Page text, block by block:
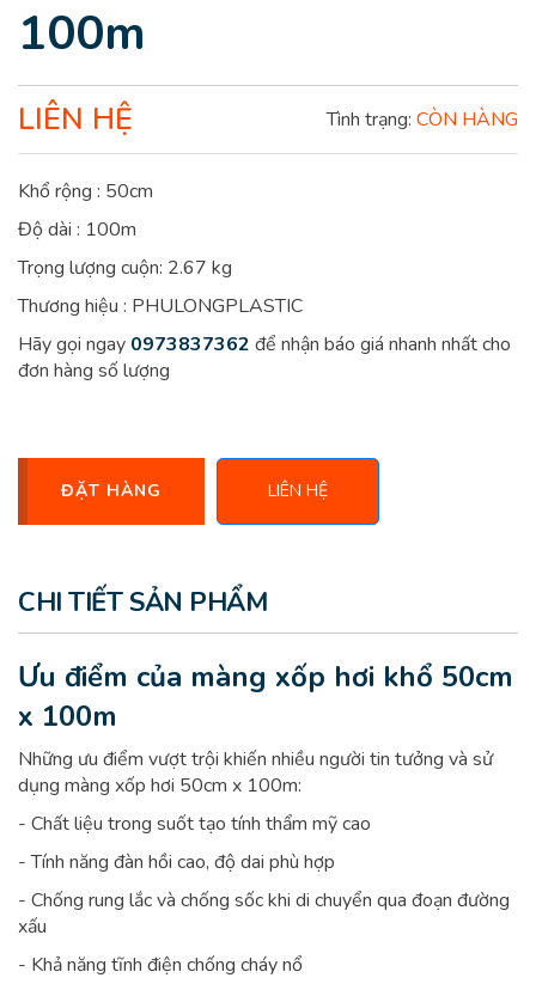
100m
LIÊN HỆ Tình trạng: CÒN HÀNG
Khổ rộng : 50cm
Độ dài : 100m
Trọng lượng cuộn: 2.67 kg
Thương hiệu : PHULONGPLASTIC
Hãy gọi ngay 0973837362 để nhận báo giá nhanh nhất cho
đơn hàng số lượng
ĐẶT HÀNG LIÊN HỆ
CHI TIẾT SẢN PHẨM
Ưu điểm của màng xốp hơi khổ 50cm
x 100m
Những ưu điểm vượt trội khiến nhiều người tin tưởng và sử
dụng màng xốp hơi 50cm x 100m:
- Chất liệu trong suốt tạo tính thẩm mỹ cao
- Tính năng đàn hồi cao, độ dai phù hợp
- Chống rung lắc và chống sốc khi di chuyển qua đoạn đường
xấu
- Khả năng tĩnh điện chống cháy nổ